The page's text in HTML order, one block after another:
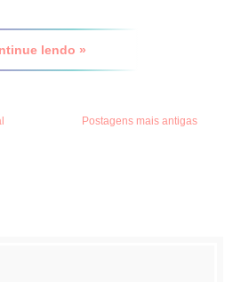
lendo »
Postagens mais antigas